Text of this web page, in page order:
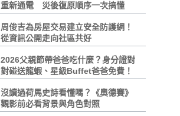
重新通電 災後復原順序一次搞懂
周俊吉為房屋交易建立安全防護網！
從資訊公開走向社區共好
2026父親節帶爸爸吃什麼？身分證對
對碰送龍蝦、星級Buffet爸爸免費！
沒讀過荷馬史詩看懂嗎？《奧德賽》
觀影前必看背景與角色對照